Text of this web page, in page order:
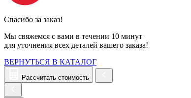
Спасибо за заказ!
Мы свяжемся с вами в течении 10 минут
для уточнения всех деталей вашего заказа!
ВЕРНУТЬСЯ В КАТАЛОГ
Рассчитать стоимость